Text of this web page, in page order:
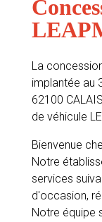
La
implantée au
62100
de véhicule
Bienvenue
Notre
services
d'occasion,
Notre équipe